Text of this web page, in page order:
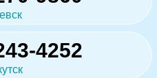
4252